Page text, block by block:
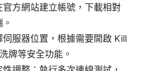
方網站建立帳號，下載相對
服器位置，根據需要開啟 Kill
牌等安全功能。